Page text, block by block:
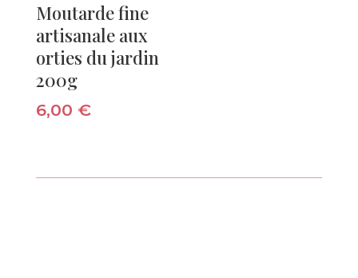
Moutarde fine
artisanale aux
orties du jardin
200g
6,00 €